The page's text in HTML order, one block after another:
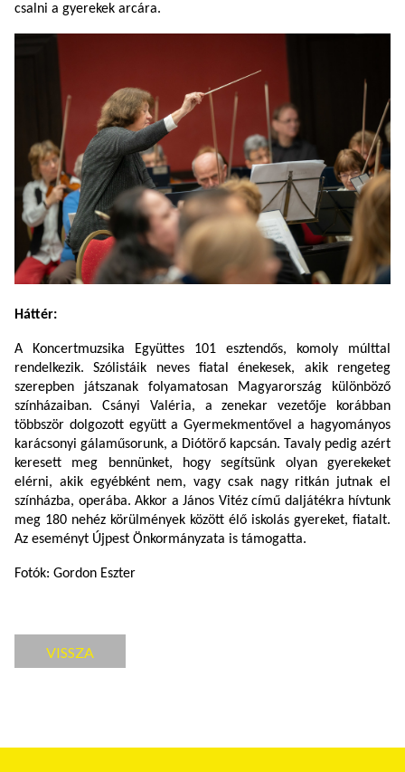
csalni a gyerekek arcára.
Háttér:
A Koncertmuzsika Együttes 101 esztendős, komoly múlttal
rendelkezik. Szólistáik neves fiatal énekesek, akik rengeteg
szerepben játszanak folyamatosan Magyarország különböző
színházaiban. Csányi Valéria, a zenekar vezetője korábban
többször dolgozott együtt a Gyermekmentővel a hagyományos
karácsonyi gálaműsorunk, a Diótörő kapcsán. Tavaly pedig azért
keresett meg bennünket, hogy segítsünk olyan gyerekeket
elérni, akik egyébként nem, vagy csak nagy ritkán jutnak el
színházba, operába. Akkor a János Vitéz című daljátékra hívtunk
meg 180 nehéz körülmények között élő iskolás gyereket, fiatalt.
Az eseményt Újpest Önkormányzata is támogatta.
Fotók: Gordon Eszter
VISSZA